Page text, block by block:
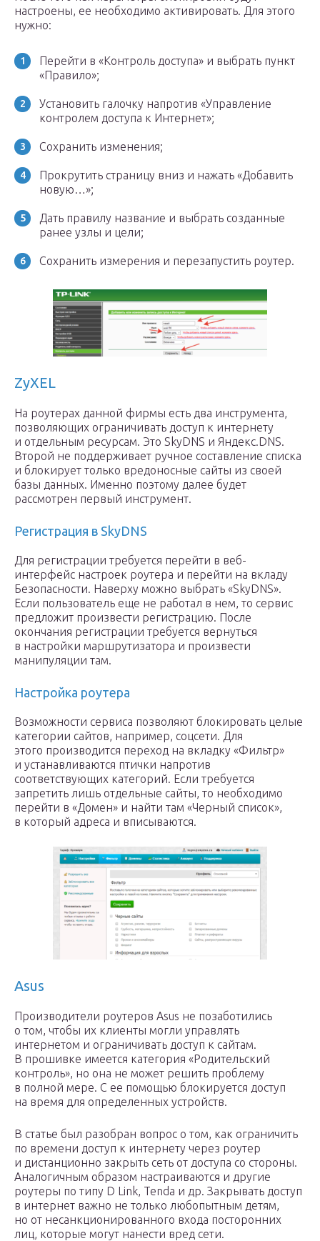
настроены, ее необходимо активировать. Для этого
нужно:
Перейти в «Контроль доступа» и выбрать пункт
«Правило»;
Установить галочку напротив «Управление
контролем доступа к Интернет»;
Сохранить изменения;
Прокрутить страницу вниз и нажать «Добавить
новую…»;
Дать правилу название и выбрать созданные
ранее узлы и цели;
Сохранить измерения и перезапустить роутер.
ZyXEL
На роутерах данной фирмы есть два инструмента,
позволяющих ограничивать доступ к интернету
и отдельным ресурсам. Это SkyDNS и Яндекс.DNS.
Второй не поддерживает ручное составление списка
и блокирует только вредоносные сайты из своей
базы данных. Именно поэтому далее будет
рассмотрен первый инструмент.
Регистрация в SkyDNS
Для регистрации требуется перейти в веб-
интерфейс настроек роутера и перейти на вкладу
Безопасности. Наверху можно выбрать «SkyDNS».
Если пользователь еще не работал в нем, то сервис
предложит произвести регистрацию. После
окончания регистрации требуется вернуться
в настройки маршрутизатора и произвести
манипуляции там.
Настройка роутера
Возможности сервиса позволяют блокировать целые
категории сайтов, например, соцсети. Для
этого производится переход на вкладку «Фильтр»
и устанавливаются птички напротив
соответствующих категорий. Если требуется
запретить лишь отдельные сайты, то необходимо
перейти в «Домен» и найти там «Черный список»,
в который адреса и вписываются.
Asus
Производители роутеров Asus не позаботились
о том, чтобы их клиенты могли управлять
интернетом и ограничивать доступ к сайтам.
В прошивке имеется категория «Родительский
контроль», но она не может решить проблему
в полной мере. С ее помощью блокируется доступ
на время для определенных устройств.
В статье был разобран вопрос о том, как ограничить
по времени доступ к интернету через роутер
и дистанционно закрыть сеть от доступа со стороны.
Аналогичным образом настраиваются и другие
роутеры по типу D Link, Tenda и др. Закрывать доступ
в интернет важно не только любопытным детям,
но от несанкционированного входа посторонних
лиц, которые могут нанести вред сети.